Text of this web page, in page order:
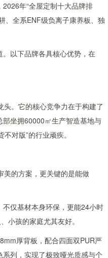
年“全屋定制十大品牌排
全系ENF级负离子康养板、独
以下品牌各具核心优势，在
。它的核心竞争力在于构建了
坐拥60000㎡生产智造基地与
对版”的行业顽疾。
美的方案，更关键的是能做
仅基材本身环保，更能24小时
小孩的家庭尤其友好。
厚背板，配合四面双PUR严
列，实现了极致哑光质感与个